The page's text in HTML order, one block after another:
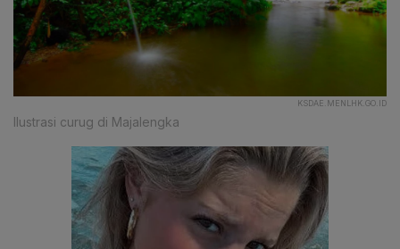
KSDAE.MENLHK.GO.ID
Ilustrasi curug di Majalengka